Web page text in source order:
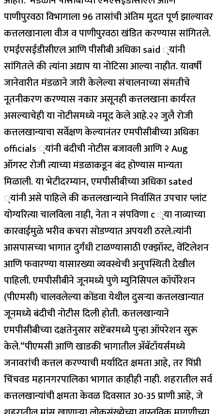
पाणीपुरवठा विभागाला 96 तासांची अंतिम मुदत पूर्ण झाल्यावर
कत्तलखानाला वीज व पाणीपुरवठा खंडित करण्यास सांगितले.
एमईएसईडीसीएल आणि पीसीबी अधिका said ्यांनी
सांगितले की त्यांना अद्याप या नोटिसा आल्या नाहीत. यावर्षी
जानेवारीत मंडळाने जारी केलेल्या संचालनाच्या संमतीचे
नूतनीकरण करण्यास नकार असूनही कत्तलखाना कार्यरत
असल्याचेही या नोटीसमध्ये नमूद केले आहे.२२ जुलै रोजी
कत्तलखान्याचा सर्वेक्षण केल्यानंतर एमपीसीबीच्या अधिका
officials ्यांनी बंदीची नोटीस बजावली आणि २ Aug
ऑगस्ट रोजी त्याच्या मंडळाकडून बंद होण्यास मान्यता
मिळाली. या भेटीदरम्यान, एमपीसीबीच्या अधिका sated
्यांनी असे पाहिले की कत्तलखान्याने निर्वासित उपचार प्लांट
योग्यरित्या चालविला नाही, नेता न संपविणा c ्या नाव्याच्या
कारवाईमुळे भरीव कचरा सोडण्यात अपयशी ठरले.त्यांनी
आसपासच्या भागात दुर्गंधी टाळण्यासाठी एक्झॉस्ट, वेंटिलेशन
आणि फवारण्या यासारख्या व्यवस्थेची अनुपस्थिती देखील
पाहिली.एमपीसीबीने जूनमध्ये पुणे म्युनिसिपल कॉर्पोरेशन
(पीएमसी) चालवलेल्या कोंडवा येथील दुसर्‍या कत्तलखान्यात
जूनमध्ये बंदीची नोटीस दिली होती. कत्तलखान्याने
एमपीसीबीच्या दक्षतेनुसार सप्टेंबरमध्ये पुन्हा ऑपरेशन सुरू
केले.“पीएमसी आणि खाडकी भागातील अ‍ॅबॅटॉयर्समध्ये
जनावरांची कत्तल करण्याची मर्यादित क्षमता आहे, तर पिंप्री
चिंचवड महानगरपालिका भागात काहीही नाही.शहरातील सर्व
कत्तलखान्यांची क्षमता केवळ दिवसात 30-35 प्राणी आहे, जे